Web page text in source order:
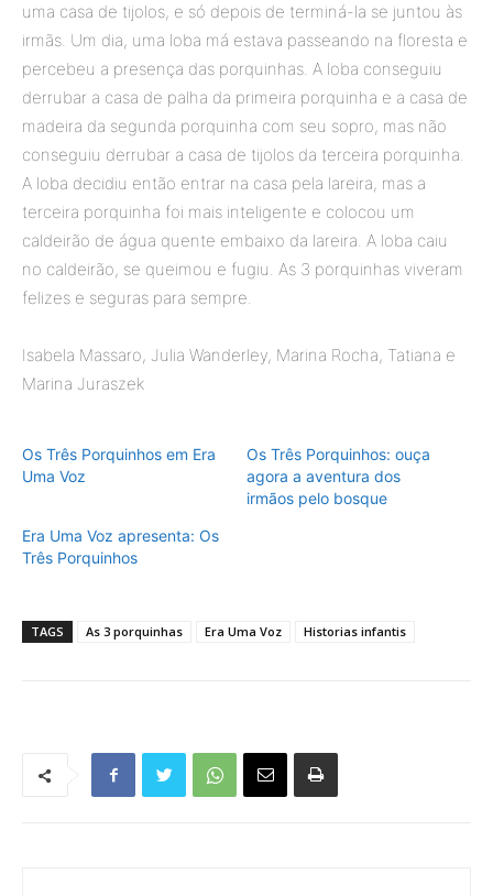
uma casa de tijolos, e só depois de terminá-la se juntou às
irmãs. Um dia, uma loba má estava passeando na floresta e
percebeu a presença das porquinhas. A loba conseguiu
derrubar a casa de palha da primeira porquinha e a casa de
madeira da segunda porquinha com seu sopro, mas não
conseguiu derrubar a casa de tijolos da terceira porquinha.
A loba decidiu então entrar na casa pela lareira, mas a
terceira porquinha foi mais inteligente e colocou um
caldeirão de água quente embaixo da lareira. A loba caiu
no caldeirão, se queimou e fugiu. As 3 porquinhas viveram
felizes e seguras para sempre.
Isabela Massaro, Julia Wanderley, Marina Rocha, Tatiana e
Marina Juraszek
Os Três Porquinhos em Era
Uma Voz
Os Três Porquinhos: ouça
agora a aventura dos
irmãos pelo bosque
Era Uma Voz apresenta: Os
Três Porquinhos
TAGS As 3 porquinhas Era Uma Voz Historias infantis